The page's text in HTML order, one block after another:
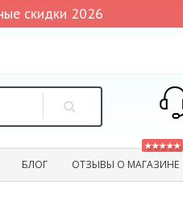
скидки 2026
БЛОГ
★★★★★
ОТЗЫВЫ О МАГАЗИНЕ